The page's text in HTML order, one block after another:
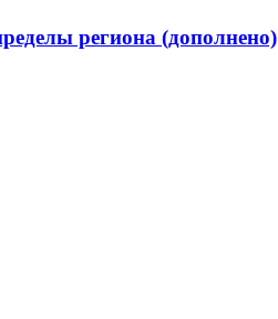
региона (дополнено)